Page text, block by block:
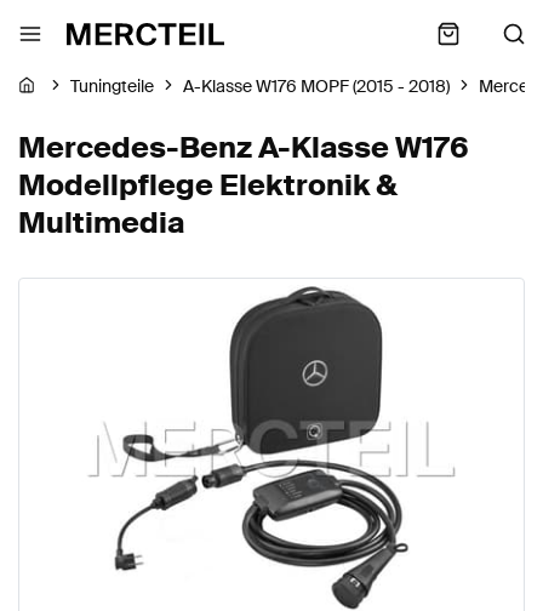
Tuningteile A-Klasse W176 MOPF (2015 - 2018)
Mercedes-Benz A-Klasse W176
Modellpflege Elektronik &
Multimedia